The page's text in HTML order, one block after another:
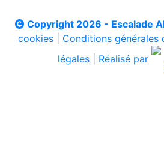
Copyright 2026 - Escalade
cookies| Conditions générales
légales
Réalisé par